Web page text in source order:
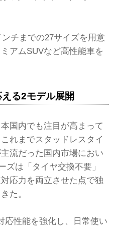
チまでの27サイズを用意
アムSUVなど高性能車を
る2モデル展開
国内でも注目が高まって
れまでスタッドレスタイ
流だった国内市場におい
ズは「タイヤ交換不要」
応力を両立させた点で独
た。
応性能を強化し、日常使い